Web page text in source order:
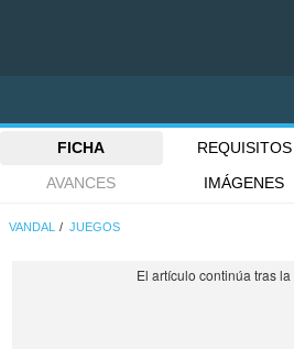
FICHA
REQUISITOS
AVANCES
IMÁGENES
VANDAL JUEGOS